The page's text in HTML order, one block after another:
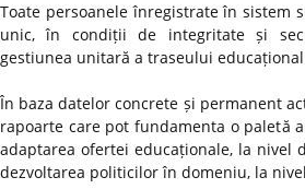
Toate persoanele înregistrate în sistem
unic, în condiții de integritate și
gestiunea unitară a traseului
În baza datelor concrete și permanent
rapoarte care pot fundamenta o paletă
adaptarea ofertei educaționale, la nivel
dezvoltarea politicilor în domeniu, la